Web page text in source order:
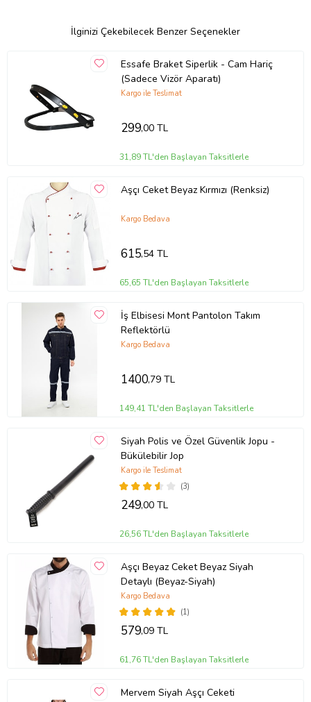
İlginizi Çekebilecek Benzer Seçenekler
Essafe Braket Siperlik - Cam Hariç
(Sadece Vizör Aparatı)
Kargo ile Teslimat
299,00 TL
31,89 TL'den Başlayan Taksitlerle
Aşçı Ceket Beyaz Kırmızı (Renksiz)
Kargo Bedava
615,54 TL
65,65 TL'den Başlayan Taksitlerle
İş Elbisesi Mont Pantolon Takım
Reflektörlü
Kargo Bedava
1400,79 TL
149,41 TL'den Başlayan Taksitlerle
Siyah Polis ve Özel Güvenlik Jopu -
Bükülebilir Jop
(3)
Kargo ile Teslimat
249,00 TL
26,56 TL'den Başlayan Taksitlerle
Aşçı Beyaz Ceket Beyaz Siyah
Detaylı (Beyaz-Siyah)
(1)
Kargo Bedava
579,09 TL
61,76 TL'den Başlayan Taksitlerle
Mervem Siyah Aşçı Ceketi